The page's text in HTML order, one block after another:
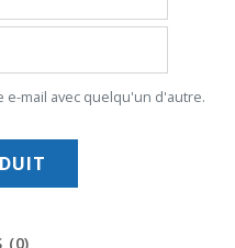
e-mail avec quelqu'un d'autre.
(0)